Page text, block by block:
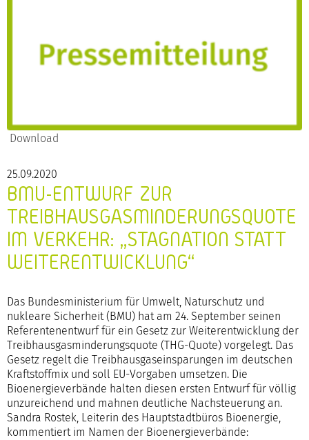
Download
25.09.2020
BMU-ENTWURF ZUR
TREIBHAUSGASMINDERUNGSQUOTE
IM VERKEHR: „STAGNATION STATT
WEITERENTWICKLUNG“
Das Bundesministerium für Umwelt, Naturschutz und
nukleare Sicherheit (BMU) hat am 24. September seinen
Referentenentwurf für ein Gesetz zur Weiterentwicklung der
Treibhausgasminderungsquote (THG-Quote) vorgelegt. Das
Gesetz regelt die Treibhausgaseinsparungen im deutschen
Kraftstoffmix und soll EU-Vorgaben umsetzen. Die
Bioenergieverbände halten diesen ersten Entwurf für völlig
unzureichend und mahnen deutliche Nachsteuerung an.
Sandra Rostek, Leiterin des Hauptstadtbüros Bioenergie,
kommentiert im Namen der Bioenergieverbände: